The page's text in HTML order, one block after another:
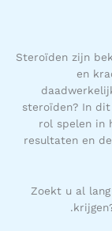
Steroïden zijn
en
steroïden? In
rol spelen in
resultaten en
Zoekt u al